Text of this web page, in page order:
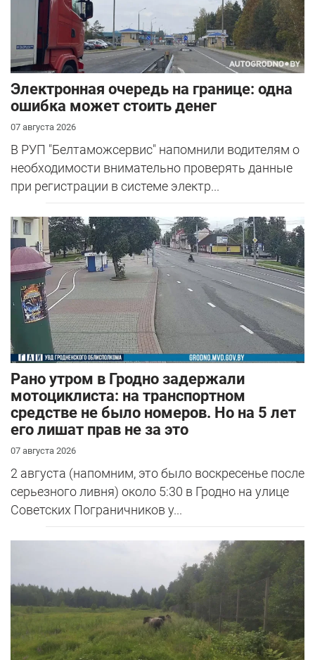
Электронная очередь на границе: одна
ошибка может стоить денег
07 августа 2026
В РУП "Белтаможсервис" напомнили водителям о
необходимости внимательно проверять данные
при регистрации в системе электр...
Рано утром в Гродно задержали
мотоциклиста: на транспортном
средстве не было номеров. Но на 5 лет
его лишат прав не за это
07 августа 2026
2 августа (напомним, это было воскресенье после
серьезного ливня) около 5:30 в Гродно на улице
Советских Пограничников у...